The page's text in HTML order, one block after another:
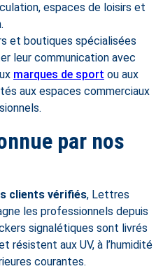
espaces de loisirs et
et boutiques spécialisées
leur communication avec
marques de sport ou aux
aux espaces commerciaux
par nos
clients vérifiés, Lettres
les professionnels depuis
signalétiques sont livrés
résistent aux UV, à l’humidité
courantes.